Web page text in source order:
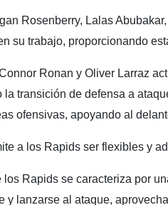
Rosenberry, Lalas
su trabajo, proporcionando
Ronan y Oliver Larraz
la transición de defensa a
ofensivas, apoyando al
a los Rapids ser flexibles y
los Rapids se caracteriza por
y lanzarse al ataque,